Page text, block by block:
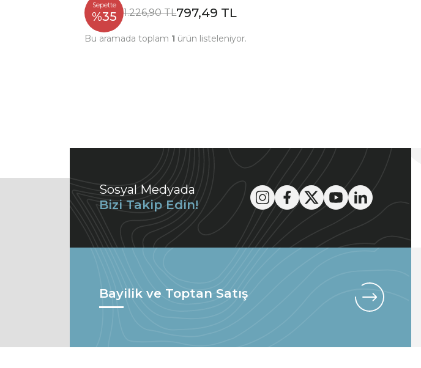
Sepette
%35 1.226,90 TL797,49 TL
Bu aramada toplam 1 ürün listeleniyor.
Sosyal Medyada
Bizi Takip Edin!
Bayilik ve Toptan Satış